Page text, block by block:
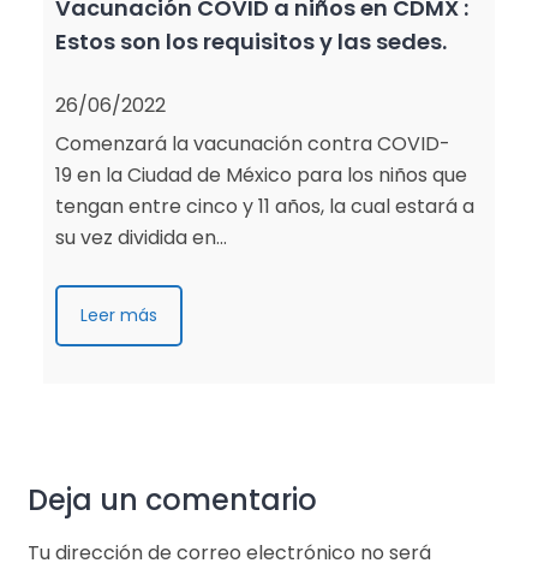
Vacunación COVID a niños en CDMX :
Estos son los requisitos y las sedes.
26/06/2022
Comenzará la vacunación contra COVID-
19 en la Ciudad de México para los niños que
tengan entre cinco y 11 años, la cual estará a
su vez dividida en…
Leer más
Deja un comentario
Tu dirección de correo electrónico no será